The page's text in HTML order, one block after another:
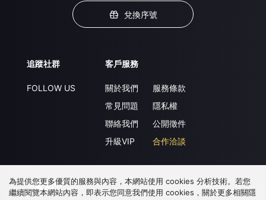
兌換序號
追蹤社群
FOLLOW US
客戶服務
關於我們
常見問題
聯絡我們
升級VIP
服務條款
隱私權
公開徵件
合作洽談
下載 APP
為提供您更多優質的服務與內容，本網站使用 cookies 分析技術。若您
繼續閱覽本網站內容，即表示您同意我們使用 cookies，關於更多相關隱